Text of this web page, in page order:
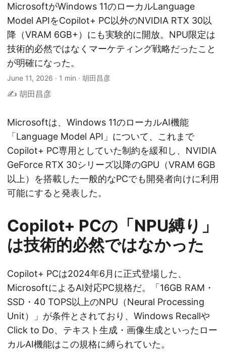
MicrosoftがWindows 11のローカルLanguage
Model APIをCopilot+ PC以外のNVIDIA RTX 30以
降（VRAM 6GB+）にも実験的に開放。NPU限定は
技術的必然ではなくマーケティング戦略だったこと
が明確になった。
June 11, 2026 · 1 min · 胡田昌彦
✍️ 胡田昌彦
Microsoftは、Windows 11のローカルAI機能
「Language Model API」について、これまで
Copilot+ PC専用としていた制約を緩和し、NVIDIA
GeForce RTX 30シリーズ以降のGPU（VRAM 6GB
以上）を搭載した一般的なPCでも開発者向けに利用
可能にすると発表した。
Copilot+ PCの「NPU縛り」
は技術的必然ではなかった
Copilot+ PCは2024年6月に正式登場した、
MicrosoftによるAI対応PC規格だ。「16GB RAM・
SSD・40 TOPS以上のNPU（Neural Processing
Unit）」が条件とされており、Windows Recallや
Click to Do、テキスト生成・画像生成といったロー
カルAI機能はこの規格に縛られていた。